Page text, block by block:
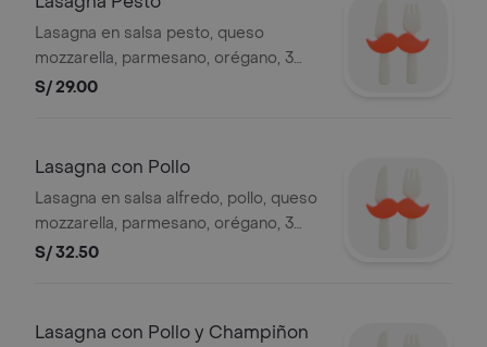
Lasagna en salsa pesto, queso
mozzarella, parmesano, orégano, 3
unidades de pan al ajo.
S/ 29.00
Lasagna con Pollo
Lasagna en salsa alfredo, pollo, queso
mozzarella, parmesano, orégano, 3
unidades de pan al ajo.
S/ 32.50
Lasagna con Pollo y Champiñon